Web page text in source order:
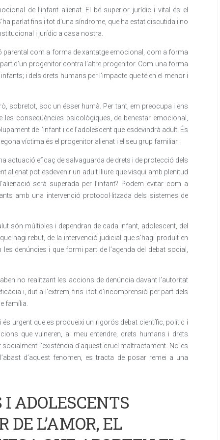
de l’infant alienat. El bé superior jurídic i vital és el
parlat fins i tot d’una síndrome, que ha estat discutida i no
i jurídic a casa nostra.
parental com a forma de xantatge emocional, com a forma
d’un progenitor contra l’altre progenitor. Com una forma
i dels drets humans per l’impacte que té en el menor i
sobretot, soc un ésser humà. Per tant, em preocupa i ens
conseqüències psicològiques, de benestar emocional,
de l’infant i de l’adolescent que esdevindrà adult. És
víctima és el progenitor alienat i el seu grup familiar.
actuació eficaç de salvaguarda de drets i de protecció dels
alienat pot esdevenir un adult lliure que visqui amb plenitud
serà superada per l’infant? Podem evitar com a
amb una intervenció protocol·litzada dels sistemes de
són múltiples i dependran de cada infant, adolescent, del
hagi rebut, de la intervenció judicial que s’hagi produït en
denúncies i que formi part de l’agenda del debat social,
no realitzant les accions de denúncia davant l’autoritat
i, dut a l’extrem, fins i tot d’incomprensió per part dels
família.
urgent que es produeixi un rigorós debat científic, polític i
que vulneren, al meu entendre, drets humans i drets
l’existència d’aquest cruel maltractament. No es
d’aquest fenomen, es tracta de posar remei a una
ADOLESCENTS
L’AMOR, EL